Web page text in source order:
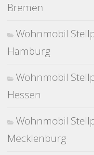
Bremen
Wohnmobil
Hamburg
Wohnmobil
Hessen
Wohnmobil
Mecklenburg